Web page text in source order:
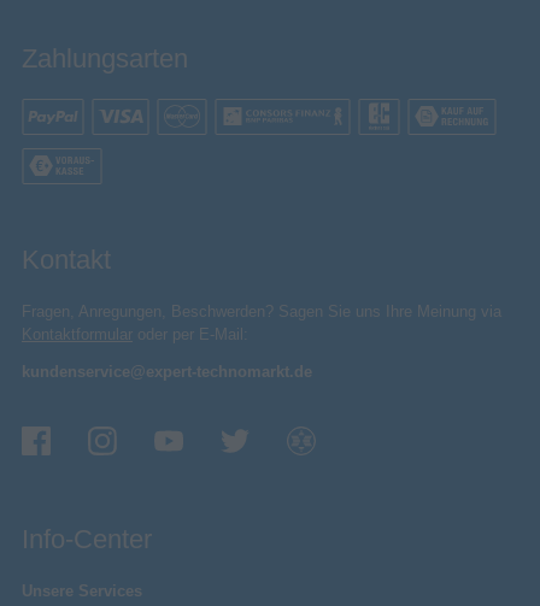
Zahlungsarten
Kontakt
Fragen, Anregungen, Beschwerden? Sagen Sie uns Ihre Meinung via
Kontaktformular oder per E-Mail:
kundenservice@expert-technomarkt.de
Info-Center
Unsere Services